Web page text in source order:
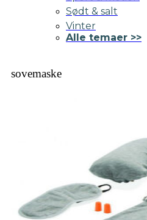
Sødt & salt
Vinter
Alle temaer >>
sovemaske